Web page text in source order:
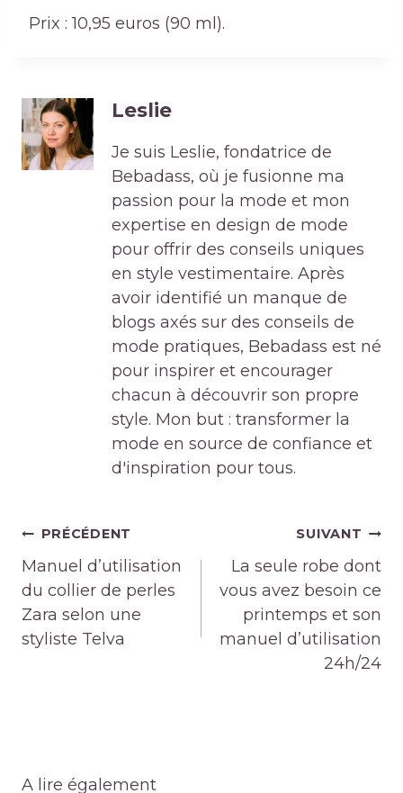
Prix ​​: 10,95 euros (90 ml).
Leslie
Je suis Leslie, fondatrice de
Bebadass, où je fusionne ma
passion pour la mode et mon
expertise en design de mode
pour offrir des conseils uniques
en style vestimentaire. Après
avoir identifié un manque de
blogs axés sur des conseils de
mode pratiques, Bebadass est né
pour inspirer et encourager
chacun à découvrir son propre
style. Mon but : transformer la
mode en source de confiance et
d'inspiration pour tous.
Navigation
de
l’article
PRÉCÉDENT
Manuel d’utilisation
du collier de perles
Zara selon une
styliste Telva
SUIVANT
La seule robe dont
vous avez besoin ce
printemps et son
manuel d’utilisation
24h/24
A lire également